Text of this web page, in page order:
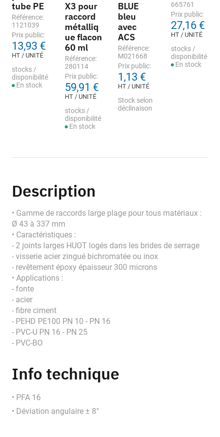
tube PE
Référence:
1121039
Prix public:
13,93 €
HT / UNITÉ
stocks /
disponibilité
En stock
X3 pour
raccord
métalliq
ue flacon
60 ml
Référence:
280114
Prix public:
59,91 €
HT / UNITÉ
stocks /
disponibilité
En stock
BLUE
bleu
avec
ACS
Référence:
M021668
Prix public:
1,13 €
HT / UNITÉ
Stock selon
déclinaison
665761
Prix public:
27,16 €
HT / UNITÉ
stocks /
disponibilité
En stock
Description
• Gamme de raccords large plage pour tous matériaux :
Ø 43 à 337 mm
• Caractéristiques :
- 2 joints larges HUOT logés dans les brides de serrage
- visserie acier zingué bichromatée ou inox
- revêtement époxy épaisseur 300 microns
• Applications :
- fonte
- acier
- fibre ciment
- PEHD PE100 PN 10 - PN 16
- PVC-U PN 16 - PN 25
- PVC-BO
Info technique
• PFA 16
• Déviation angulaire ± 8°